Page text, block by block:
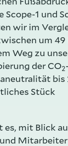
Scope-1 und
wir im
um
Weg zu
der CO2
bis
Stück
mit Blick